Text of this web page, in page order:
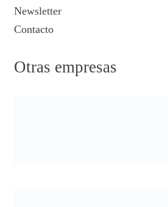
Newsletter
Contacto
Otras empresas